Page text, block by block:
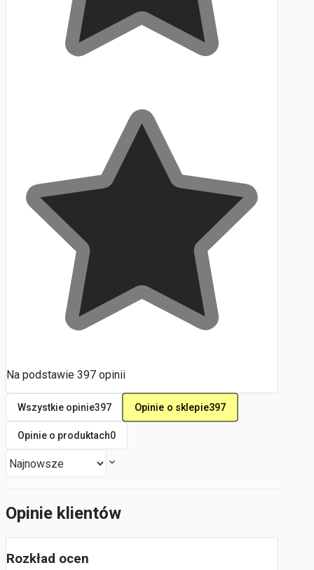
Na podstawie 397 opinii
Wszystkie opinie397 Opinie o sklepie397
Opinie o produktach0
Opinie klientów
Rozkład ocen